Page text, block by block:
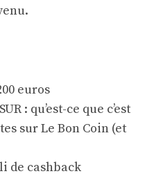
euros
: qu’est-ce que c’est
sur Le Bon Coin (et
de cashback